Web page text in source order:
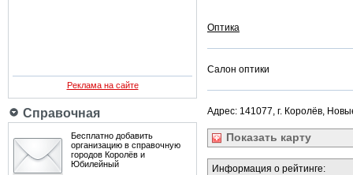
Реклама на сайте
Справочная
Бесплатно добавить
организацию в справочную
городов Королёв и
Юбилейный
Оптика
Салон оптики
Адрес: 141077, г. Королёв,
Показать карту
Информация о рейтинге: